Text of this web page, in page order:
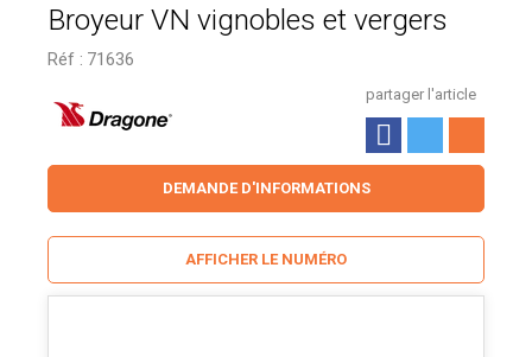
Broyeur VN vignobles et vergers
Réf : 71636
partager l'article
DEMANDE D'INFORMATIONS
AFFICHER LE NUMÉRO